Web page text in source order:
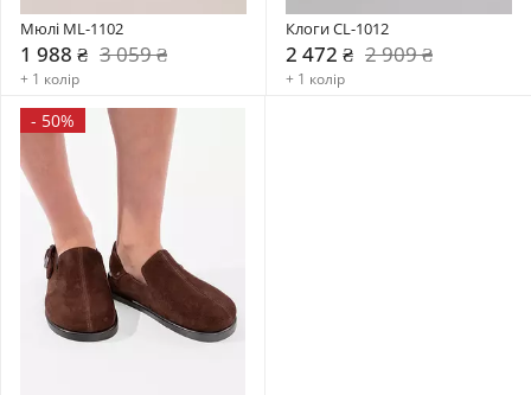
Мюлі ML-1102
1 988 ₴ 3 059 ₴
+ 1 колір
Клоги CL-1012
2 472 ₴ 2 909 ₴
+ 1 колір
- 50%